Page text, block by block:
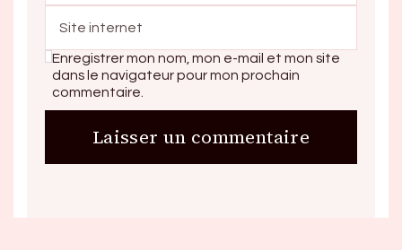
Enregistrer mon nom, mon e-mail et mon site
dans le navigateur pour mon prochain
commentaire.